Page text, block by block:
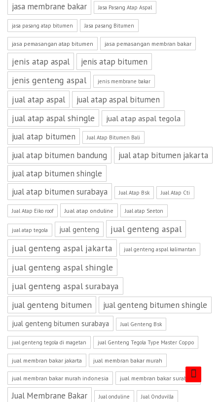
jasa membrane bakar Jasa Pasang Atap Aspal
jasa pasang atap bitumen Jasa pasang Bitumen
jasa pemasangan atap bitumen jasa pemasangan membran bakar
jenis atap aspal jenis atap bitumen
jenis genteng aspal jenis membrane bakar
jual atap aspal jual atap aspal bitumen
jual atap aspal shingle jual atap aspal tegola
jual atap bitumen Jual Atap Bitumen Bali
jual atap bitumen bandung
jual atap bitumen jakarta
jual atap bitumen shingle
jual atap bitumen surabaya
Jual Atap Bsk Jual Atap Cti
Jual Atap Eiko roof Jual atap onduline Jual atap Seeton
jual atap tegola jual genteng
jual genteng aspal
jual genteng aspal jakarta
jual genteng aspal kalimantan
jual genteng aspal shingle
jual genteng aspal surabaya
jual genteng bitumen
jual genteng bitumen shingle
jual genteng bitumen surabaya Jual Genteng Bsk
jual genteng tegola di magetan jual Genteng Tegola Type Master Coppo
jual membran bakar jakarta jual membran bakar murah
jual membran bakar murah indonesia jual membran bakar surabaya
Jual Membrane Bakar Jual onduline Jual Onduvilla